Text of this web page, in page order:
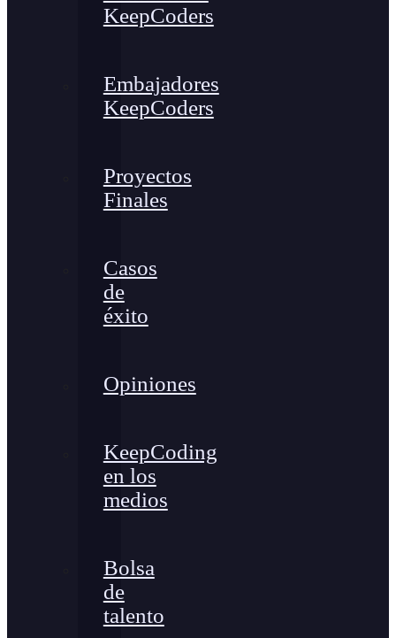
KeepCoders
Embajadores
KeepCoders
Proyectos
Finales
Casos
de
éxito
Opiniones
KeepCoding
en los
medios
Bolsa
de
talento